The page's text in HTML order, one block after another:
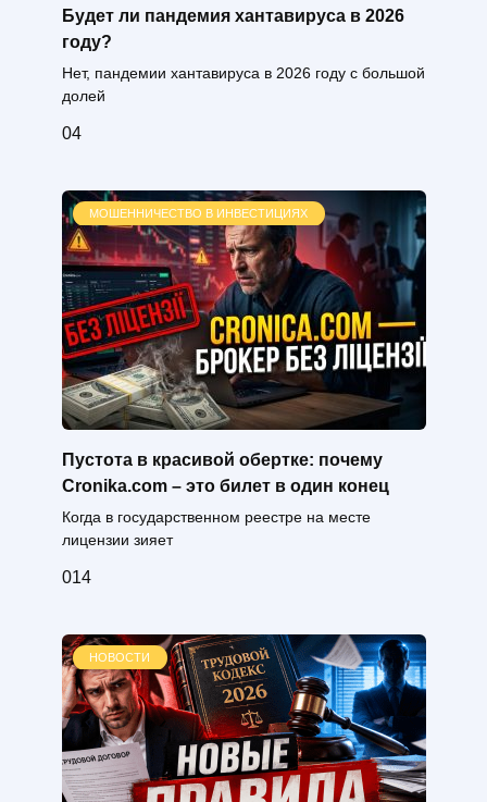
Будет ли пандемия хантавируса в 2026
году?
Нет, пандемии хантавируса в 2026 году с большой
долей
04
МОШЕННИЧЕСТВО В ИНВЕСТИЦИЯХ
Пустота в красивой обертке: почему
Cronika.com – это билет в один конец
Когда в государственном реестре на месте
лицензии зияет
014
НОВОСТИ